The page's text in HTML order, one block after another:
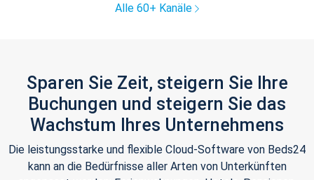
Alle 60+ Kanäle
Sparen Sie Zeit, steigern Sie Ihre
Buchungen und steigern Sie das
Wachstum Ihres Unternehmens
Die leistungsstarke und flexible Cloud-Software von Beds24
kann an die Bedürfnisse aller Arten von Unterkünften